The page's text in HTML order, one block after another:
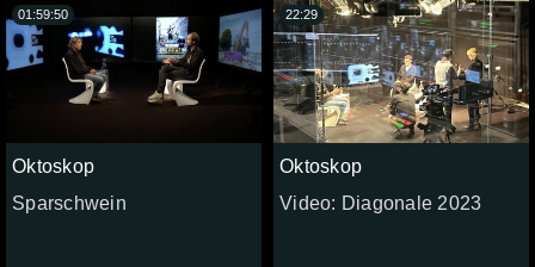
Oktoskop
Sparschwein
01:59:50
Oktoskop
Video: Diagonale 2023
22:29